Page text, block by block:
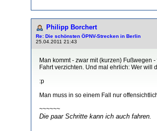
Philipp Borchert
Re: Die schönsten ÖPNV-Strecken in Berlin
25.04.2011 21:43
Man kommt - zwar mit (kurzen) Fußwegen
Fahrt verzichten. Und mal ehrlich: Wer will
:p
Man muss in so einem Fall nur
~~~~~~
Die paar Schritte kann ich auch fahren.